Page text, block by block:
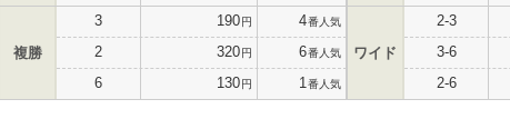
複勝
3 190円 4番人気
2 320円 6番人気
6 130円 1 番人気
ワイド
2-3
3-6
2-6